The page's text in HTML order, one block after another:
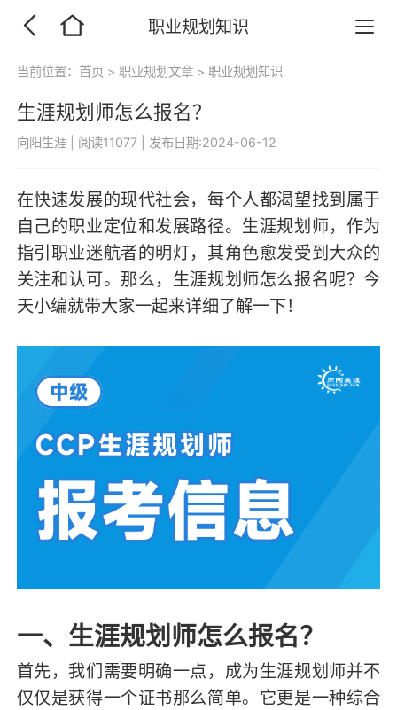
职业规划知识
当前位置：首页 > 职业规划文章 > 职业规划知识
生涯规划师怎么报名？
向阳生涯 阅读11077 发布日期:2024-06-12
在快速发展的现代社会，每个人都渴望找到属于
自己的职业定位和发展路径。生涯规划师，作为
指引职业迷航者的明灯，其角色愈发受到大众的
关注和认可。那么，生涯规划师怎么报名呢？今
天小编就带大家一起来详细了解一下！
一、生涯规划师怎么报名？
首先，我们需要明确一点，成为生涯规划师并不
仅仅是获得一个证书那么简单。它更是一种综合